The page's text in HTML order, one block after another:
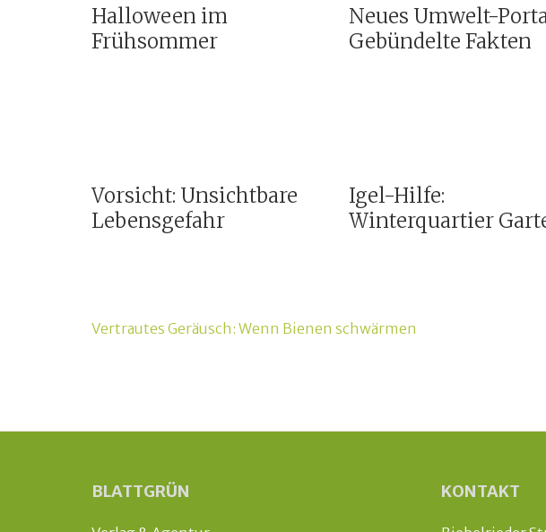
Halloween im
Frühsommer
Neues Umwelt-
Gebündelte Fakten
Vorsicht: Unsichtbare
Lebensgefahr
Igel-Hilfe:
Winterquartier
Beitragsnavigation
Vertrautes Geräusch: Wenn Bienen schwärmen
BLATTGRÜN KONTAKT